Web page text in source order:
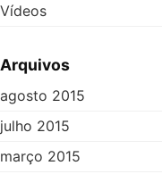
Vídeos
Arquivos
agosto 2015
julho 2015
março 2015